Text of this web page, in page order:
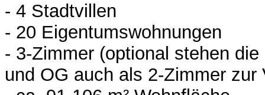
- 4 Stadtvillen
- 20 Eigentumswohnungen
- 3-Zimmer (optional stehen
und OG auch als 2-Zimmer zur